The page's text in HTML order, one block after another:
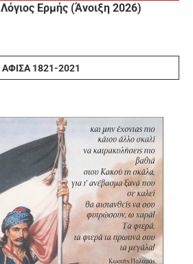
Ερμής (Άνοιξη 2026)
ΑΦΊΣΑ 1821-2021